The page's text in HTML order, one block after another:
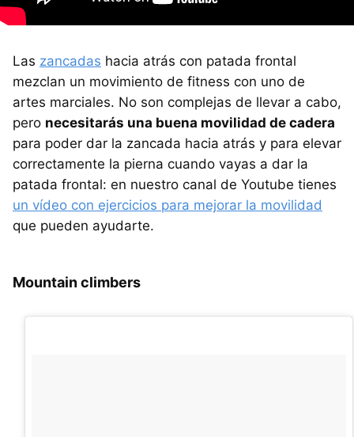
Las zancadas hacia atrás con patada frontal
mezclan un movimiento de fitness con uno de
artes marciales. No son complejas de llevar a cabo,
pero necesitarás una buena movilidad de cadera
para poder dar la zancada hacia atrás y para elevar
correctamente la pierna cuando vayas a dar la
patada frontal: en nuestro canal de Youtube tienes
un vídeo con ejercicios para mejorar la movilidad
que pueden ayudarte.
Mountain climbers